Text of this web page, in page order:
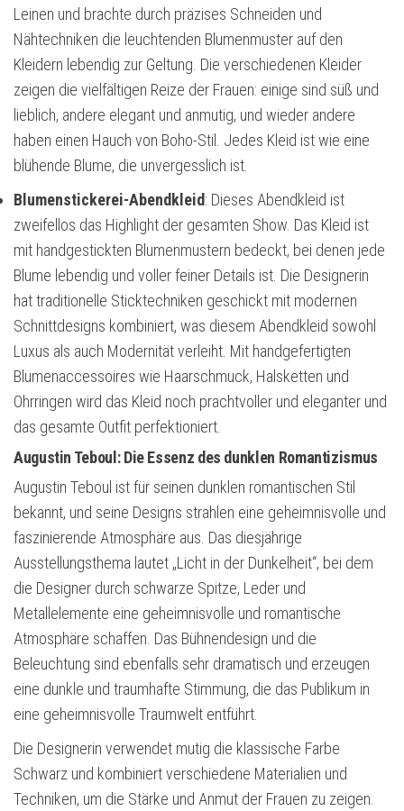
Leinen und brachte durch präzises Schneiden und
Nähtechniken die leuchtenden Blumenmuster auf den
Kleidern lebendig zur Geltung. Die verschiedenen Kleider
zeigen die vielfältigen Reize der Frauen: einige sind süß und
lieblich, andere elegant und anmutig, und wieder andere
haben einen Hauch von Boho-Stil. Jedes Kleid ist wie eine
blühende Blume, die unvergesslich ist.
Blumenstickerei-Abendkleid: Dieses Abendkleid ist
zweifellos das Highlight der gesamten Show. Das Kleid ist
mit handgestickten Blumenmustern bedeckt, bei denen jede
Blume lebendig und voller feiner Details ist. Die Designerin
hat traditionelle Sticktechniken geschickt mit modernen
Schnittdesigns kombiniert, was diesem Abendkleid sowohl
Luxus als auch Modernität verleiht. Mit handgefertigten
Blumenaccessoires wie Haarschmuck, Halsketten und
Ohrringen wird das Kleid noch prachtvoller und eleganter und
das gesamte Outfit perfektioniert.
Augustin Teboul: Die Essenz des dunklen Romantizismus
Augustin Teboul ist für seinen dunklen romantischen Stil
bekannt, und seine Designs strahlen eine geheimnisvolle und
faszinierende Atmosphäre aus. Das diesjährige
Ausstellungsthema lautet „Licht in der Dunkelheit“, bei dem
die Designer durch schwarze Spitze, Leder und
Metallelemente eine geheimnisvolle und romantische
Atmosphäre schaffen. Das Bühnendesign und die
Beleuchtung sind ebenfalls sehr dramatisch und erzeugen
eine dunkle und traumhafte Stimmung, die das Publikum in
eine geheimnisvolle Traumwelt entführt.
Die Designerin verwendet mutig die klassische Farbe
Schwarz und kombiniert verschiedene Materialien und
Techniken, um die Stärke und Anmut der Frauen zu zeigen.